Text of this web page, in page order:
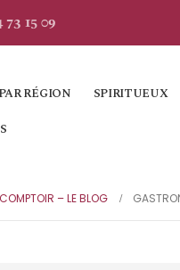
73 15 09
RÉGION SPIRITUEUX
– LE BLOG